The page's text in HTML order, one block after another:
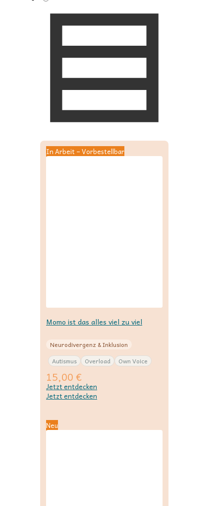
In Arbeit – Vorbestellbar
Momo ist das alles viel zu viel
Neurodivergenz & Inklusion
Autismus
Overload Own Voice
15,00€
Jetzt entdecken
Jetzt entdecken
Neu